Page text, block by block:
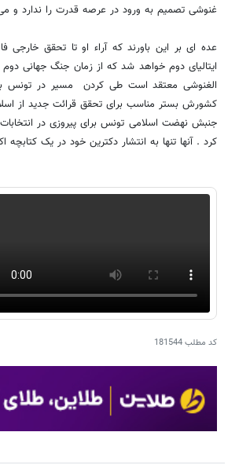
غنوشی تصمیم به ورود در عرصه قدرت را ندارد و
عده ای بر این باورند که آراء او تا تحقق خارجی
ایتالیای دوم خواهد شد که از زمان جنگ جهانی
الغنوشی معتقد است طی کردن مسیر در تونس
کشورش بستر مناسب برای تحقق قرائت جدید از
جنبش نهضت اسلامی تونس برای پیروزی در
کرد . آنها تنها به انتشار دکترین خود در یک کتابچه
کد مطلب181544